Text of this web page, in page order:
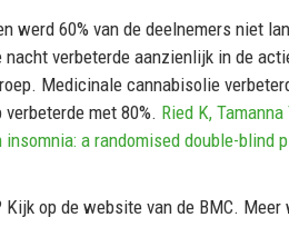
werd 60% van de deelnemers niet
verbeterde aanzienlijk in de
Medicinale cannabisolie
met 80%. Ried K,
a randomised double-blind
op de website van de BMC.